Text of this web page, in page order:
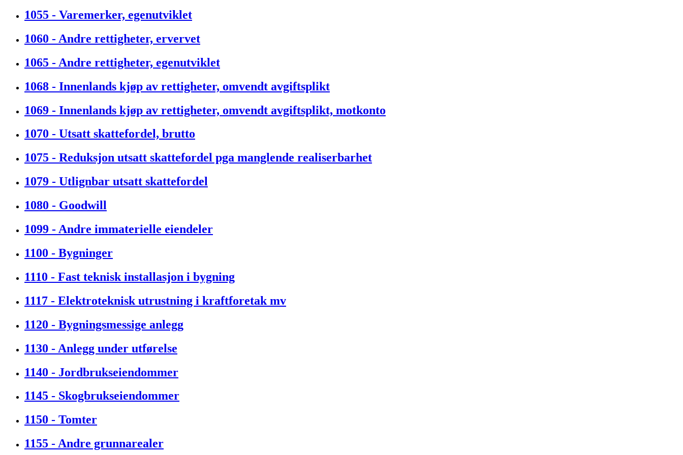
1055 - Varemerker, egenutviklet
1060 - Andre rettigheter, ervervet
1065 - Andre rettigheter, egenutviklet
1068 - Innenlands kjøp av rettigheter, omvendt avgiftsplikt
1069 - Innenlands kjøp av rettigheter, omvendt avgiftsplikt, motkonto
1070 - Utsatt skattefordel, brutto
1075 - Reduksjon utsatt skattefordel pga manglende realiserbarhet
1079 - Utlignbar utsatt skattefordel
1080 - Goodwill
1099 - Andre immaterielle eiendeler
1100 - Bygninger
1110 - Fast teknisk installasjon i bygning
1117 - Elektroteknisk utrustning i kraftforetak mv
1120 - Bygningsmessige anlegg
1130 - Anlegg under utførelse
1140 - Jordbrukseiendommer
1145 - Skogbrukseiendommer
1150 - Tomter
1155 - Andre grunnarealer